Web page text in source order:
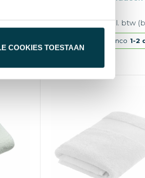
COOKIES TOESTAAN
€ 2,40 vanaf excl. btw
Blanco 1-2